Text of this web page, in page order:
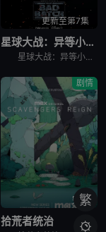
更新至第7集
星球大战：异等小队 第三季
星球大战：异等小队 第三季 Star Wars: The Bad Batch Season 3是2024年剧情,动作,科幻,动画,奇幻,冒险剧集。《星球大战：异等小队 第三季》讲述的是：克隆人突击
剧情
完结
拾荒者统治
繁
